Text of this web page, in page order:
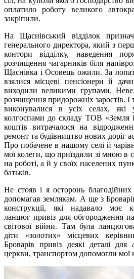
оплатило роботу великого
закріпили.
На Щаснівський відділок
генерального директора, який з
контори відділку, наведення
розчищення чагарників біля
Щаснівка і Осовець ожили. За
взялися місцеві пенсіонери й
виходили великими групами.
розчищення придорожніх заростів. І
виконувалися в усіх селах, які
колгоспами до складу ТОВ «Земля
коштів витрачалося на
ремонт та будівництво нових доріг
Про побачене в нашому селі й
мої колеги, що приїздили зі мною в
на роботі, а й у своїх населених
батьків.
Не стояв і я осторонь
допомагав землякам. А ще з
конструкції, які надавало моє
ланцюг привіз для обгородження
світової війни. Там була
діти «золотих» місцевих
Броварів привіз деякі деталі для
церкви, транспортом допомогли мої